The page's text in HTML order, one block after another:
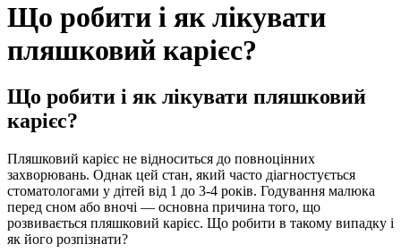
Що робити і як лікувати
пляшковий карієс?
Що робити і як лікувати пляшковий
карієс?
Пляшковий карієс не відноситься до повноцінних
захворювань. Однак цей стан, який часто діагностується
стоматологами у дітей від 1 до 3-4 років. Годування малюка
перед сном або вночі — основна причина того, що
розвивається пляшковий карієс. Що робити в такому випадку і
як його розпізнати?